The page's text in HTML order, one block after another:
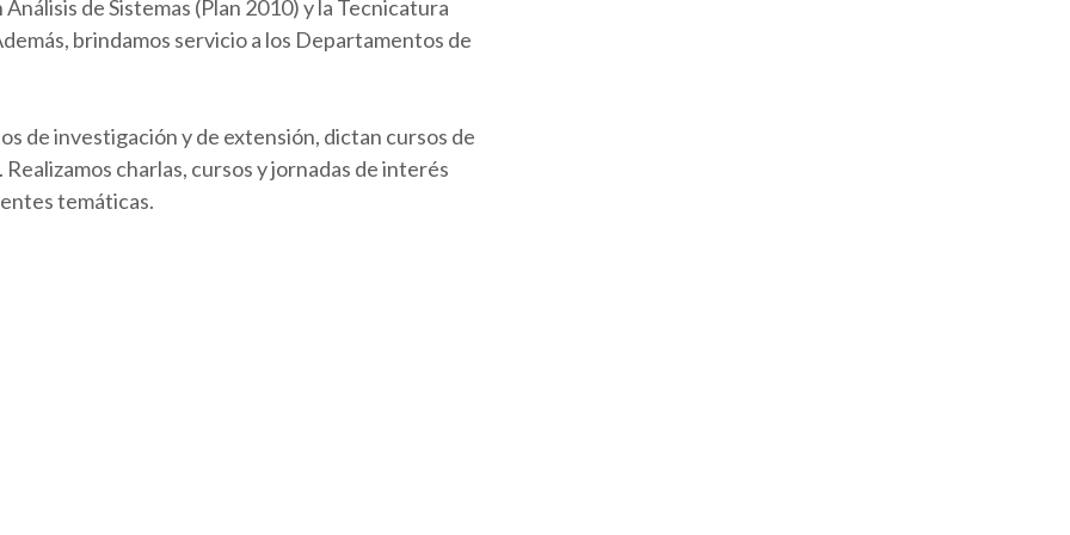
de Sistemas (Plan 2010) y la Tecnicatura
brindamos servicio a los Departamentos de
de investigación y de extensión, dictan cursos de
charlas, cursos y jornadas de interés
temáticas.